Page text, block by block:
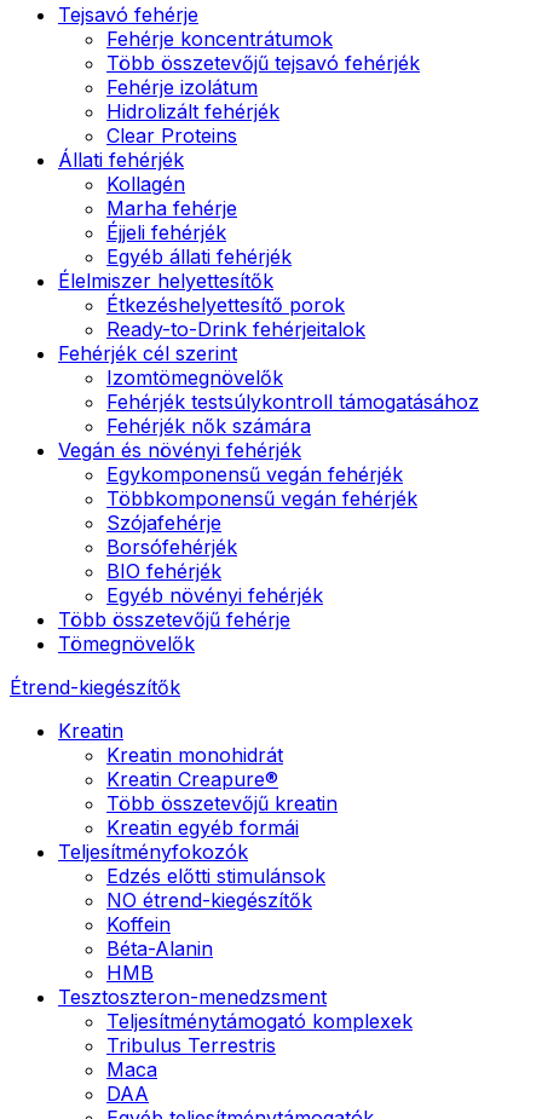
Tejsavó fehérje
Fehérje koncentrátumok
Több összetevőjű tejsavó fehérjék
Fehérje izolátum
Hidrolizált fehérjék
Clear Proteins
Állati fehérjék
Kollagén
Marha fehérje
Éjjeli fehérjék
Egyéb állati fehérjék
Élelmiszer helyettesítők
Étkezéshelyettesítő porok
Ready-to-Drink fehérjeitalok
Fehérjék cél szerint
Izomtömegnövelők
Fehérjék testsúlykontroll támogatásához
Fehérjék nők számára
Vegán és növényi fehérjék
Egykomponensű vegán fehérjék
Többkomponensű vegán fehérjék
Szójafehérje
Borsófehérjék
BIO fehérjék
Egyéb növényi fehérjék
Több összetevőjű fehérje
Tömegnövelők
Étrend-kiegészítők
Kreatin
Kreatin monohidrát
Kreatin Creapure®
Több összetevőjű kreatin
Kreatin egyéb formái
Teljesítményfokozók
Edzés előtti stimulánsok
NO étrend-kiegészítők
Koffein
Béta-Alanin
HMB
Tesztoszteron-menedzsment
Teljesítménytámogató komplexek
Tribulus Terrestris
Maca
DAA